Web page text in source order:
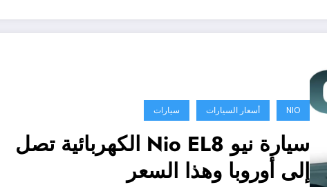
NIO أسعار السيارات سيارات
سيارة نيو Nio EL8 الكهربائية تصل
إلى أوروبا وهذا السعر